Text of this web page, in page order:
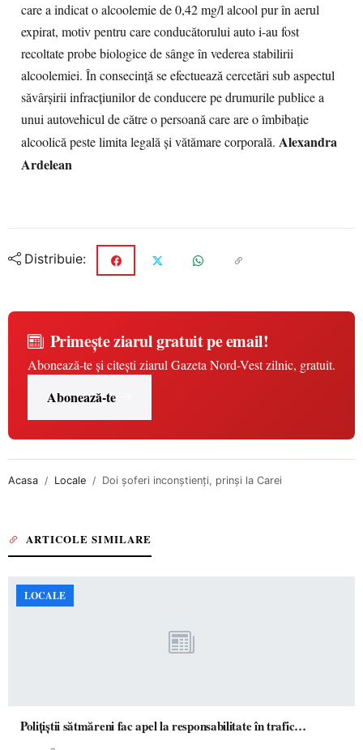
care a indicat o alcoolemie de 0,42 mg/l alcool pur în aerul
expirat, motiv pentru care conducătorului auto i-au fost
recoltate probe biologice de sânge în vederea stabilirii
alcoolemiei. În consecinţă se efectuează cercetări sub aspectul
săvârşirii infracţiunilor de conducere pe drumurile publice a
unui autovehicul de către o persoană care are o îmbibaţie
alcoolică peste limita legală şi vătămare corporală. Alexandra
Ardelean
Distribuie:
Primește ziarul gratuit pe email!
Abonează-te și citești ziarul Gazeta Nord-Vest zilnic, gratuit.
Abonează-te
Acasa Locale Doi şoferi inconştienţi, prinşi la Carei
ARTICOLE SIMILARE
LOCALE
Polițiștii sătmăreni fac apel la responsabilitate în trafic…